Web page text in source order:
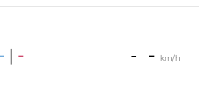
| - - - km/h